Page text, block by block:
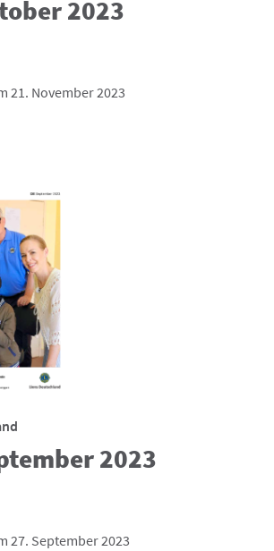
2023
21. November 2023
2023
27. September 2023